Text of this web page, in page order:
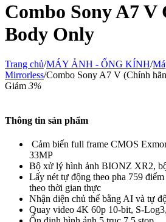
Combo Sony A7 V
Body Only
Trang chủ/MÁY ẢNH - ỐNG KÍNH/
Mirrorless/Combo Sony A7 V (Chính
Giảm 3%
Thông tin sản phẩm
Cảm biến full frame CMOS
33MP
Bộ xử lý hình ảnh BIONZ XR2,
Lấy nét tự động theo pha 759
theo thời gian thực
Nhận diện chủ thể bằng AI và tự
Quay video 4K 60p 10-bit, S-